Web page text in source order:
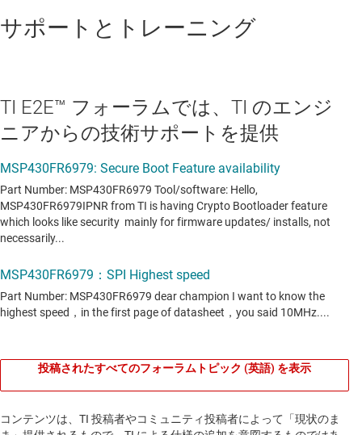
サポートとトレーニング
TI E2E™ フォーラムでは、TI のエンジ
ニアからの技術サポートを提供
投稿されたすべてのフォーラムトピック (英語) を表示
コンテンツは、TI 投稿者やコミュニティ投稿者によって「現状のま